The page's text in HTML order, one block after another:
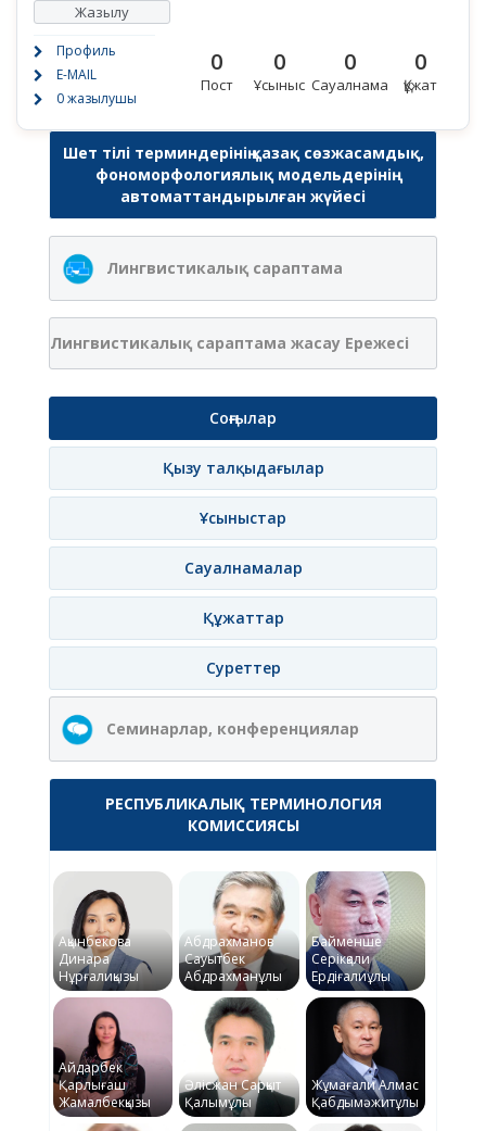
Жазылу
Профиль
E-MAIL
0 жазылушы
0
Пост
0
Ұсыныс
0
Сауалнама
0
Құжат
Шет тілі терминдерінің қазақ сөзжасамдық,
фономорфологиялық модельдерінің
автоматтандырылған жүйесі
Лингвистикалық сараптама
Лингвистикалық сараптама жасау Ережесі
Соңғылар
Қызу талқыдағылар
Ұсыныстар
Сауалнамалар
Құжаттар
Суреттер
Семинарлар, конференциялар
РЕСПУБЛИКАЛЫҚ ТЕРМИНОЛОГИЯ
КОМИССИЯСЫ
Ақынбекова
Динара
Нұрғалиқызы
Абдрахманов
Сауытбек
Абдрахманұлы
Байменше
Серікқали
Ердіғалиұлы
Айдарбек
Қарлығаш
Жамалбекқызы
Әлісжан Сарқыт
Қалымұлы
Жұмағали Алмас
Қабдымәжитұлы